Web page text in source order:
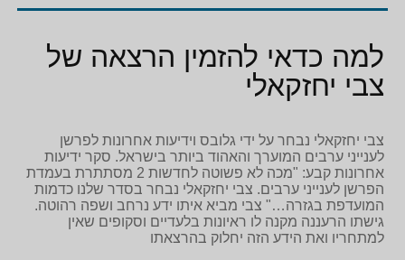
למה כדאי להזמין הרצאה של
צבי יחזקאלי
צבי יחזקאלי נבחר על ידי גלובס וידיעות אחרונות לפרשן
לענייני ערבים המוערך והאהוד ביותר בישראל. סקר ידיעות
אחרונות קבע: "מכה לא פשוטה לחדשות 2 מסתתרת בעמדת
הפרשן לענייני ערבים. צבי יחזקאלי נבחר בסדר שלנו כדמות
המועדפת בגזרה…" צבי מביא איתו ידע נרחב ושפה רהוטה.
גישתו הרעננה מקנה לו ראיונות בלעדיים וסקופים שאין
למתחריו ואת הידע הזה יחלוק בהרצאתו